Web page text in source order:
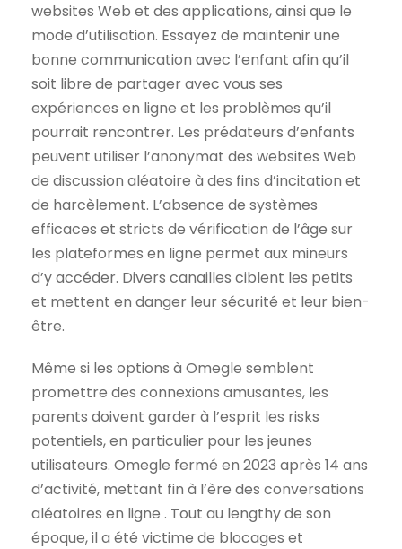
websites Web et des applications, ainsi que le
mode d’utilisation. Essayez de maintenir une
bonne communication avec l’enfant afin qu’il
soit libre de partager avec vous ses
expériences en ligne et les problèmes qu’il
pourrait rencontrer. Les prédateurs d’enfants
peuvent utiliser l’anonymat des websites Web
de discussion aléatoire à des fins d’incitation et
de harcèlement. L’absence de systèmes
efficaces et stricts de vérification de l’âge sur
les plateformes en ligne permet aux mineurs
d’y accéder. Divers canailles ciblent les petits
et mettent en danger leur sécurité et leur bien-
être.
Même si les options à Omegle semblent
promettre des connexions amusantes, les
parents doivent garder à l’esprit les risks
potentiels, en particulier pour les jeunes
utilisateurs. Omegle fermé en 2023 après 14 ans
d’activité, mettant fin à l’ère des conversations
aléatoires en ligne . Tout au lengthy de son
époque, il a été victime de blocages et